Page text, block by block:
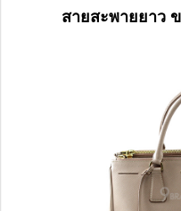
สายสะพายยาว